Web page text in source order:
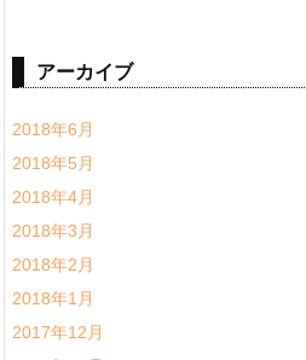
アーカイブ
2018年6月
2018年5月
2018年4月
2018年3月
2018年2月
2018年1月
2017年12月